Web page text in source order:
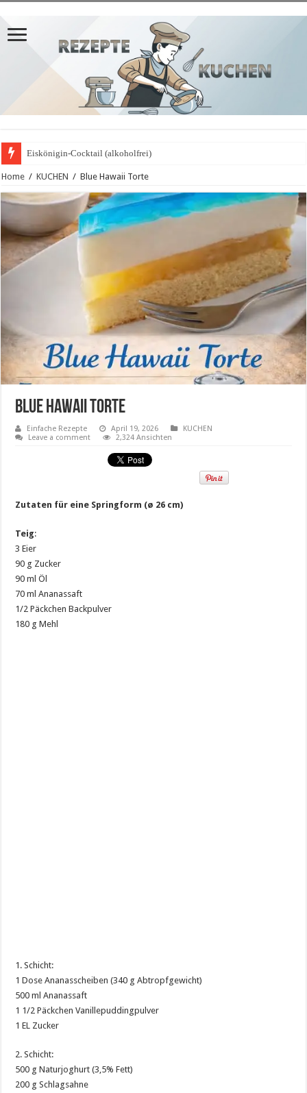
Eiskönigin-Cocktail (alkoholfrei)
Home / KUCHEN / Blue Hawaii Torte
Blue Hawaii Torte
Einfache Rezepte April 19, 2026
KUCHEN
Leave a comment
2,324 Ansichten
Zutaten für eine Springform (ø 26 cm)
Teig:
3 Eier
90 g Zucker
90 ml Öl
70 ml Ananassaft
1/2 Päckchen Backpulver
180 g Mehl
1. Schicht:
1 Dose Ananasscheiben (340 g Abtropfgewicht)
500 ml Ananassaft
1 1/2 Päckchen Vanillepuddingpulver
1 EL Zucker
2. Schicht:
500 g Naturjoghurt (3,5% Fett)
200 g Schlagsahne